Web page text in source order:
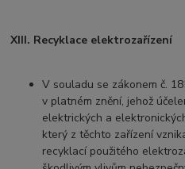
XIII. Recyklace elektrozařízení
V souladu se zákonem č.
v platném znění, jehož
elektrických a
který z těchto zařízení
recyklací použitého